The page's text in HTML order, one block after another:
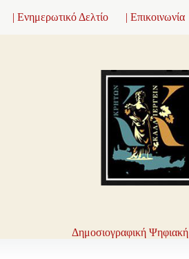
| Ενημερωτικό Δελτίο | Επικοινωνία
Δημοσιογραφική